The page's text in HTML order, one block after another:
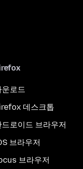
운로드
데스크톱
드로이드 브라우저
브라우저
브라우저